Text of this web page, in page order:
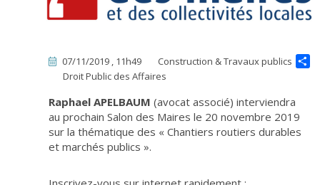
07/11/2019 , 11h49
Construction & Travaux publics
Droit Public des Affaires
Raphael APELBAUM (avocat associé) interviendra
au prochain Salon des Maires le 20 novembre 2019
sur la thématique des « Chantiers routiers durables
et marchés publics ».